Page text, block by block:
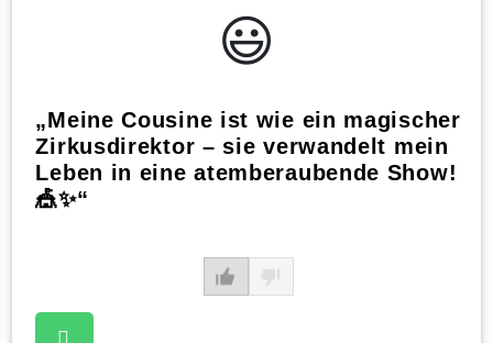
😃️
„Meine Cousine ist wie ein magischer
Zirkusdirektor – sie verwandelt mein
Leben in eine atemberaubende Show!
🎪✨“